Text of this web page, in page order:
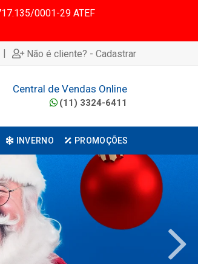
0001-29 ATEF
| Não é cliente? - Cadastrar
Central de Vendas Online
(11) 3324-6411
INVERNO PROMOÇÕES